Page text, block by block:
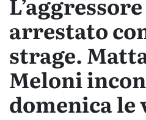
arrestato
strage.
Meloni
domenica